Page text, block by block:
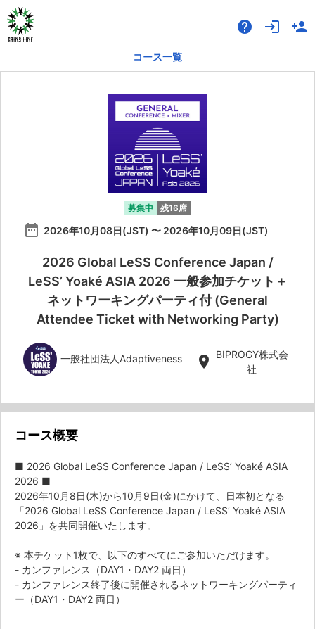
help login person_add
コース一覧
募集中 残16席
date_range 2026年10月08日(JST) 〜 2026年10月09日(JST)
2026 Global LeSS Conference Japan /
LeSS’ Yoaké ASIA 2026 一般参加チケット＋
ネットワーキングパーティ付 (General
Attendee Ticket with Networking Party)
一般社団法人Adaptiveness location_on
BIPROGY株式会
社
コース概要
■ 2026 Global LeSS Conference Japan / LeSS’ Yoaké ASIA
2026 ■
2026年10月8日(木)から10月9日(金)にかけて、日本初となる
「2026 Global LeSS Conference Japan / LeSS’ Yoaké ASIA
2026」を共同開催いたします。
※ 本チケット1枚で、以下のすべてにご参加いただけます。
- カンファレンス（DAY1・DAY2 両日）
- カンファレンス終了後に開催されるネットワーキングパーティ
ー（DAY1・DAY2 両日）